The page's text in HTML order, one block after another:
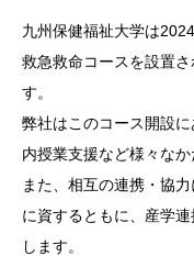
九州保健福祉大学は
救急救命コースを設置
す。
弊社はこのコース開設
内授業支援など様々なか
また、相互の連携・協
に資するともに、産学
します。